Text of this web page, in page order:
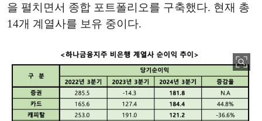
을 펼치면서 종합 포트폴리오를 구축했다. 현재 총
14개 계열사를 보유 중이다.